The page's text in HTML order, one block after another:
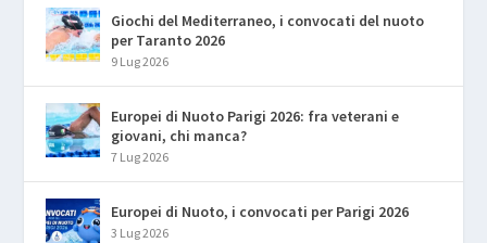
Giochi del Mediterraneo, i convocati del nuoto
per Taranto 2026
9 Lug 2026
Europei di Nuoto Parigi 2026: fra veterani e
giovani, chi manca?
7 Lug 2026
Europei di Nuoto, i convocati per Parigi 2026
3 Lug 2026